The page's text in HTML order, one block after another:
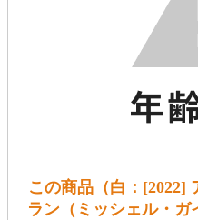
この商品（白：[2022]
ラン（ミッシェル・